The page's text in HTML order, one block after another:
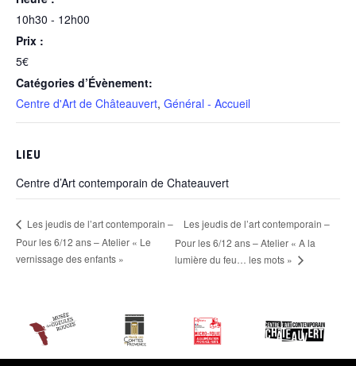
10h30 - 12h00
Prix :
5€
Catégories d’Évènement:
Centre d'Art de Châteauvert, Général - Accueil
LIEU
Centre d’Art contemporain de Chateauvert
Les jeudis de l’art contemporain –
Pour les 6/12 ans – Atelier « Le
vernissage des enfants »
Les jeudis de l’art contemporain –
Pour les 6/12 ans – Atelier « A la
lumière du feu… les mots »